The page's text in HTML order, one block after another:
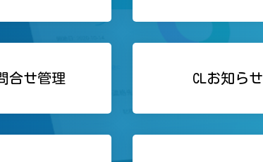
合せ管理 CLお知らせ